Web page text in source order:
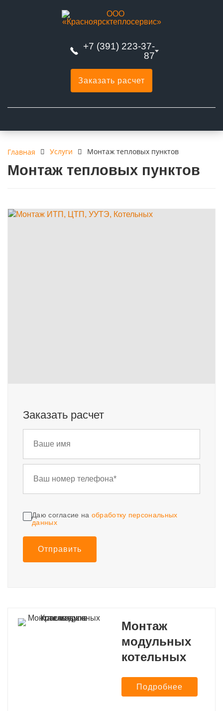
+7 (391) 223-37-
87
Заказать расчет
Главная Услуги Монтаж тепловых пунктов
Монтаж тепловых пунктов
Заказать расчет
Даю согласие на обработку персональных
данных
Отправить
Монтаж
модульных
котельных
Подробнее